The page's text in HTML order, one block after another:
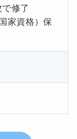
修了
家資格）保